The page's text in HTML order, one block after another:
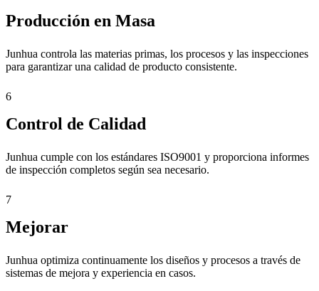
Producción en Masa
Junhua controla las materias primas, los procesos y las inspecciones
para garantizar una calidad de producto consistente.
6
Control de Calidad
Junhua cumple con los estándares ISO9001 y proporciona informes
de inspección completos según sea necesario.
7
Mejorar
Junhua optimiza continuamente los diseños y procesos a través de
sistemas de mejora y experiencia en casos.